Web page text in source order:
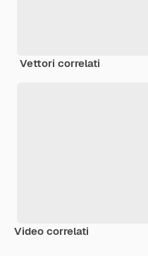
Vettori correlati
Video correlati